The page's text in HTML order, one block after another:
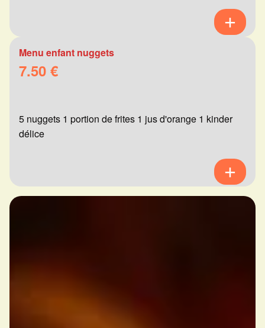
Menu enfant nuggets
7.50 €
5 nuggets 1 portion de frites 1 jus d'orange 1 kinder
délice